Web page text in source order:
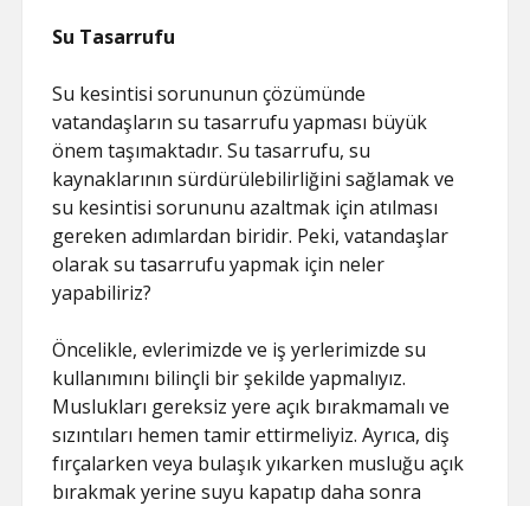
Su Tasarrufu
Su kesintisi sorununun çözümünde
vatandaşların su tasarrufu yapması büyük
önem taşımaktadır. Su tasarrufu, su
kaynaklarının sürdürülebilirliğini sağlamak ve
su kesintisi sorununu azaltmak için atılması
gereken adımlardan biridir. Peki, vatandaşlar
olarak su tasarrufu yapmak için neler
yapabiliriz?
Öncelikle, evlerimizde ve iş yerlerimizde su
kullanımını bilinçli bir şekilde yapmalıyız.
Muslukları gereksiz yere açık bırakmamalı ve
sızıntıları hemen tamir ettirmeliyiz. Ayrıca, diş
fırçalarken veya bulaşık yıkarken musluğu açık
bırakmak yerine suyu kapatıp daha sonra